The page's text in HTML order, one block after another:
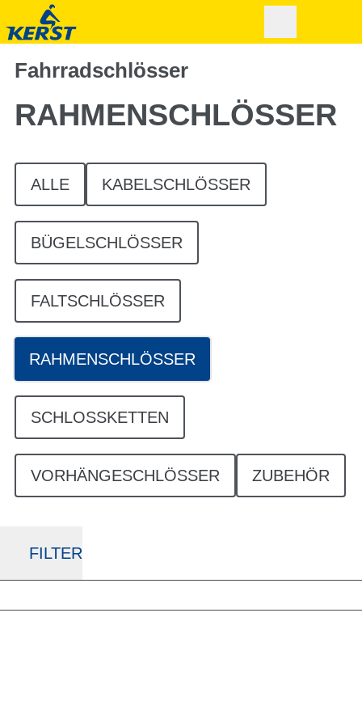
Fahrradschlösser
RAHMEN­SCHLÖSSER
ALLE KABELSCHLÖSSER
BÜGELSCHLÖSSER
FALTSCHLÖSSER
RAHMENSCHLÖSSER
SCHLOSSKETTEN
VORHÄNGESCHLÖSSER ZUBEHÖR
FILTER